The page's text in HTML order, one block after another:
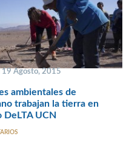
19 Agosto, 2015
ambientales de
trabajan la tierra en
DeLTA UCN